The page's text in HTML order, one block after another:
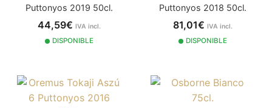
Puttonyos 2019 50cl.
44,59€ IVA incl.
DISPONIBLE
Puttonyos 2018 50cl.
81,01€ IVA incl.
DISPONIBLE